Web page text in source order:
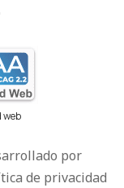
web
por
de privacidad